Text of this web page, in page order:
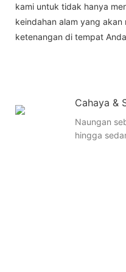
kami untuk tidak hanya
keindahan alam yang
ketenangan di tempat
Cahaya &
Naungan
hingga